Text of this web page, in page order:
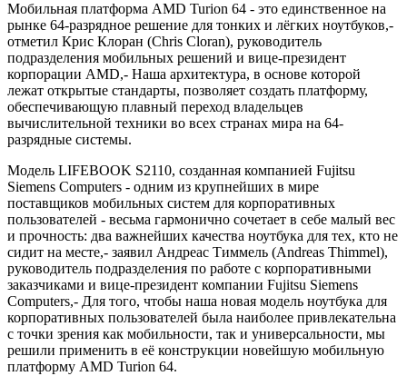
Мобильная платформа AMD Turion 64 - это единственное на
рынке 64-разрядное решение для тонких и лёгких ноутбуков,-
отметил Крис Клоран (Chris Cloran), руководитель
подразделения мобильных решений и вице-президент
корпорации AMD,- Наша архитектура, в основе которой
лежат открытые стандарты, позволяет создать платформу,
обеспечивающую плавный переход владельцев
вычислительной техники во всех странах мира на 64-
разрядные системы.
Модель LIFEBOOK S2110, созданная компанией Fujitsu
Siemens Computers - одним из крупнейших в мире
поставщиков мобильных систем для корпоративных
пользователей - весьма гармонично сочетает в себе малый вес
и прочность: два важнейших качества ноутбука для тех, кто не
сидит на месте,- заявил Андреас Тиммель (Andreas Thimmel),
руководитель подразделения по работе с корпоративными
заказчиками и вице-президент компании Fujitsu Siemens
Computers,- Для того, чтобы наша новая модель ноутбука для
корпоративных пользователей была наиболее привлекательна
с точки зрения как мобильности, так и универсальности, мы
решили применить в её конструкции новейшую мобильную
платформу AMD Turion 64.